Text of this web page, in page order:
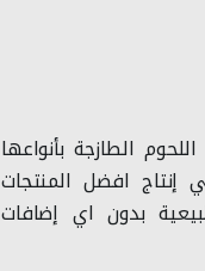
الطازجة بأنواعها
افضل المنتجات
بدون اي إضافات